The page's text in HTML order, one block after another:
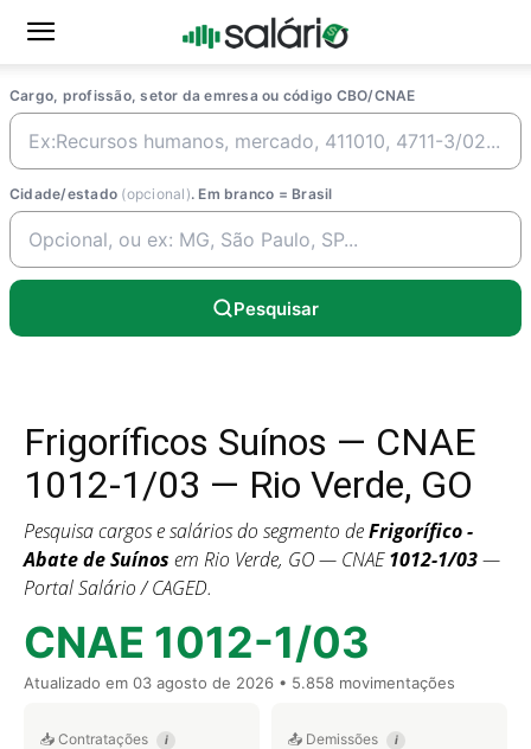
Cargo, profissão, setor da emresa ou código CBO/CNAE
Cidade/estado (opcional). Em branco = Brasil
Pesquisar
Frigoríficos Suínos — CNAE
1012-1/03 — Rio Verde, GO
Pesquisa cargos e salários do segmento deFrigorífico -
Abate de Suínos em Rio Verde, GO — CNAE1012-1/03—
Portal Salário / CAGED.
CNAE 1012-1/03
Atualizado em 03 agosto de 2026 • 5.858 movimentações
📥 Contratações i 📤 Demissões i